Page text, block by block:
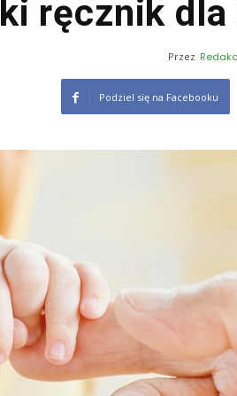
ręcznik dla
Przez
Podziel się na Facebooku